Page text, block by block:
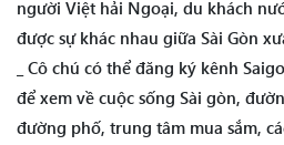
người Việt hải Ngoại, du khách
được sự khác nhau giữa Sài Gòn
_ Cô chú có thể đăng ký kênh
để xem về cuộc sống Sài gòn,
đường phố, trung tâm mua sắm,